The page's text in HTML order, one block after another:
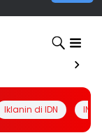
Iklanin di IDN